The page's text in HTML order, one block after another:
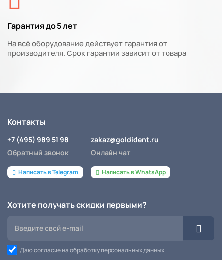
Гарантия до 5 лет
На всё оборудование действует гарантия от
производителя. Срок гарантии зависит от товара
Контакты
+7 (495) 989 51 98
Обратный звонок
Написать в Telegram
zakaz@goldident.ru
Онлайн чат
Написать в WhatsApp
Хотите получать скидки первыми?
Даю согласие на обработку персональных данных